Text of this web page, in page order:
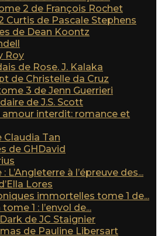
2 de François Rochet
Curtis de Pascale Stephens
de Dean Koontz
Roy
de Rose. J. Kalaka
de Christelle da Cruz
3 de Jenn Guerrieri
de J.S. Scott
amour interdit: romance et
Tan
de GHDavid
L’Angleterre à l’épreuve des...
Lores
immortelles tome 1 de...
1 : l’envol de...
de JC Staignier
de Pauline Libersart